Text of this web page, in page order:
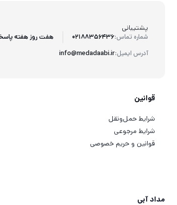
پشتیبانی
شماره تماس:02188356436
آدرس ایمیل:info@medadaabi.ir
هفت روز هفته
قوانین
شرایط حمل‌ونقل
شرایط مرجوعی
قوانین و حریم خصوصی
مداد آبی